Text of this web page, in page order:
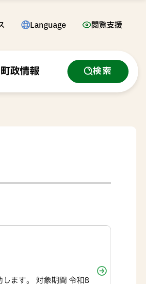
Language 閲覧支援
町政情報 検索
ます。 対象期間 令和8